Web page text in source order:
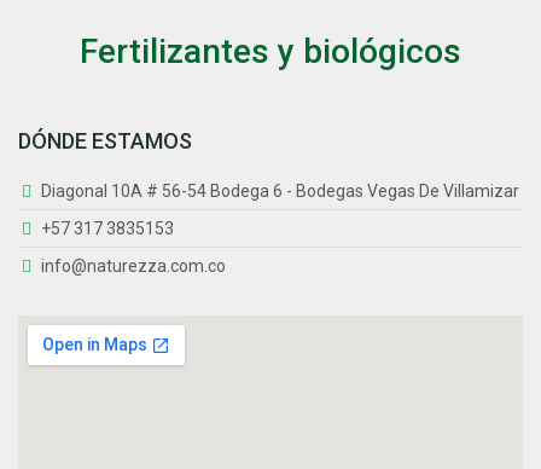
Fertilizantes y biológicos
DÓNDE ESTAMOS
Diagonal 10A # 56-54 Bodega 6 - Bodegas Vegas De Villamizar
+57 317 3835153
info@naturezza.com.co